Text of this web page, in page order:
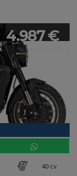
4.987 €
40 cv